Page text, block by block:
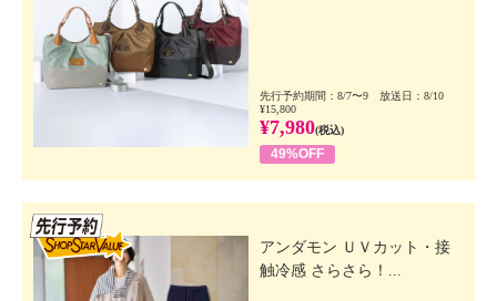
先行予約期間：8/7〜9 放送日：8/10
¥15,800
¥7,980(税込)
49%OFF
アンダモン ＵＶカット・接
触冷感 さらさら！...